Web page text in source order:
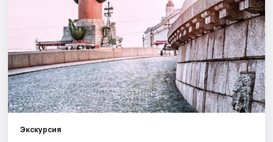
Экскурсии
Спорт
События
Экскурсия